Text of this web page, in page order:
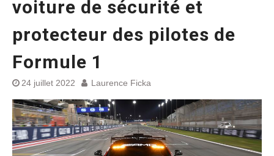
voiture de sécurité et
protecteur des pilotes de
Formule 1
24 juillet 2022 Laurence Ficka